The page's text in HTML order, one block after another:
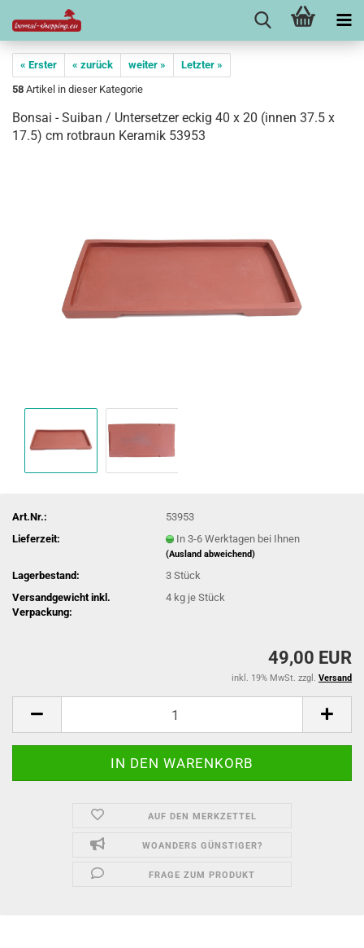
« Erster « zurück weiter »
Letzter »
58 Artikel in dieser Kategorie
Bonsai - Suiban / Untersetzer eckig 40 x 20 (innen 37.5 x
17.5) cm rotbraun Keramik 53953
Art.Nr.:
53953
Lieferzeit:
In 3-6 Werktagen bei Ihnen
(Ausland abweichend)
Lagerbestand: 3Stück
Versandgewicht inkl.
Verpackung:
4 kg je Stück
49,00 EUR
inkl. 19% MwSt. zzgl. Versand
AUF DEN MERKZETTEL
WOANDERS GÜNSTIGER?
FRAGE ZUM PRODUKT